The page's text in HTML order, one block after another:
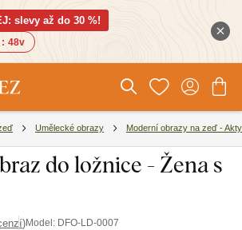
slevy až do 30 %!
: 47v
Umělecké obrazy Moderní obrazy na zeď - Akty
do ložnice - Žena s
)Model: DFO-LD-0007